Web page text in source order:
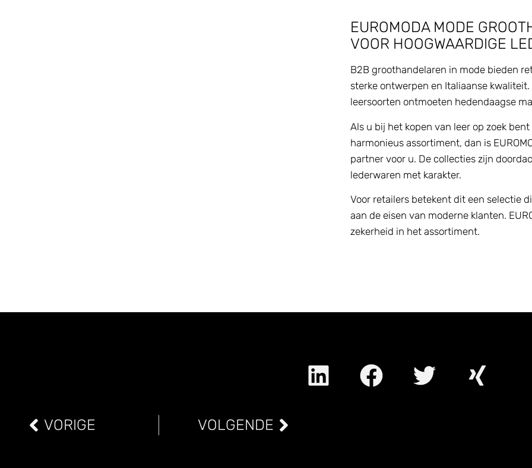
EUROMODA MODE
VOOR HOOGWAARDIGE
B2B groothandelaren in mode bieden
sterke ontwerpen en Italiaanse
leersoorten ontmoeten hedendaagse
Als u bij het kopen van leer op zoek
harmonieus assortiment, dan is
partner voor u. De collecties zijn
lederwaren met karakter.
Voor retailers betekent dit een selectie
aan de eisen van moderne klanten.
zekerheid in het assortiment.
VORIGE VOLGENDE